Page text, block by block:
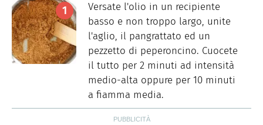
Versate l'olio in un recipiente
basso e non troppo largo, unite
l'aglio, il pangrattato ed un
pezzetto di peperoncino. Cuocete
il tutto per 2 minuti ad intensità
medio-alta oppure per 10 minuti
a fiamma media.